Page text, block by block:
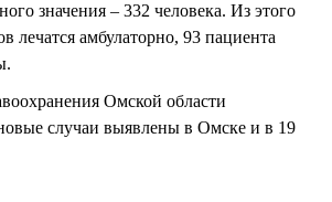
значения – 332 человека. Из этого
лечатся амбулаторно, 93 пациента
Омской области
случаи выявлены в Омске и в 19